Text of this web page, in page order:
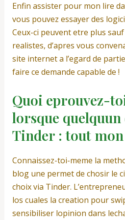
Enfin assister pour mon lire
vous pouvez essayer des
Ceux-ci peuvent etre plus
realistes, d’apres vous
site internet a l’egard de
faire ce demande capable de !
Quoi eprouvez-
lorsque quelquun
Tinder : tout
Connaissez-toi-meme la
blog une permet de chosir le
choix via Tinder.
los cuales la creation pour
sensibiliser lopinion dans